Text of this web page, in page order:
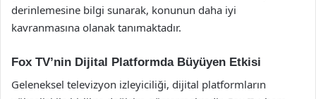
derinlemesine bilgi sunarak, konunun daha iyi
kavranmasına olanak tanımaktadır.
Fox TV’nin Dijital Platformda Büyüyen Etkisi
Geleneksel televizyon izleyiciliği, dijital platformların